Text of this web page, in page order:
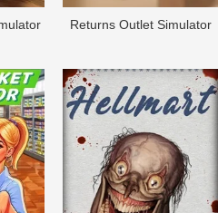
Returns Outlet Simulator